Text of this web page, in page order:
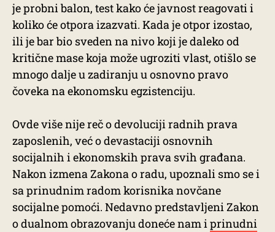
je probni balon, test kako će javnost reagovati i
koliko će otpora izazvati. Kada je otpor izostao,
ili je bar bio sveden na nivo koji je daleko od
kritične mase koja može ugroziti vlast, otišlo se
mnogo dalje u zadiranju u osnovno pravo
čoveka na ekonomsku egzistenciju.
Ovde više nije reč o devoluciji radnih prava
zaposlenih, već o devastaciji osnovnih
socijalnih i ekonomskih prava svih građana.
Nakon izmena Zakona o radu, upoznali smo se i
sa prinudnim radom korisnika novčane
socijalne pomoći. Nedavno predstavljeni Zakon
o dualnom obrazovanju doneće nam iprinudni